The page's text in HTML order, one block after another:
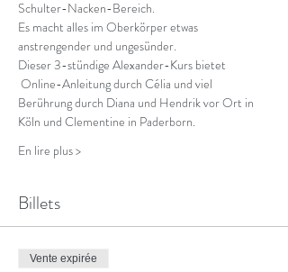
Schulter-Nacken-Bereich.
Es macht alles im Oberkörper etwas
anstrengender und ungesünder.
Dieser 3-stündige Alexander-Kurs bietet
Online-Anleitung durch Célia und viel
Berührung durch Diana und Hendrik vor Ort in
Köln und Clementine in Paderborn.
En lire plus >
Billets
Vente expirée